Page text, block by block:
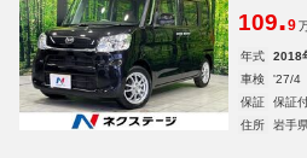
109.9
年式 2018
車検
'27/4
保証
保証
住所
岩手